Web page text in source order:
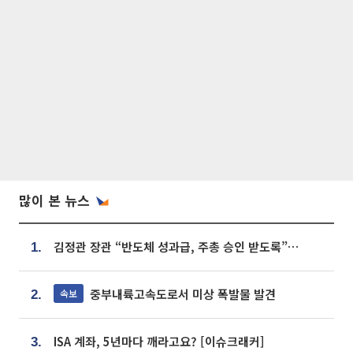
많이 본 뉴스
1. 김정관 장관 “반도체 성과급, 주총 승인 받도록”…상법·자본시장법 개정 시사
2. 속보 중부내륙고속도로서 미상 폭발물 발견
3. ISA 계좌, 5년마다 깨라고요? [이슈크래커]